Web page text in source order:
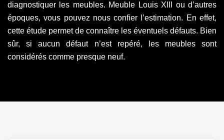
diagnostiquer les meubles. Meuble Louis XIII ou d’autres
époques, vous pouvez nous confier l’estimation. En effet,
cette étude permet de connaître les éventuels défauts. Bien
sûr, si aucun défaut n’est repéré, les meubles sont
considérés comme presque neuf.